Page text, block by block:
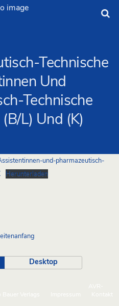
Technische
Und
Technische
L) Und (K)
und-pharmazeutisch-
Herunterladen
Desktop
AVR-
Verlags
Impressum Kontakt